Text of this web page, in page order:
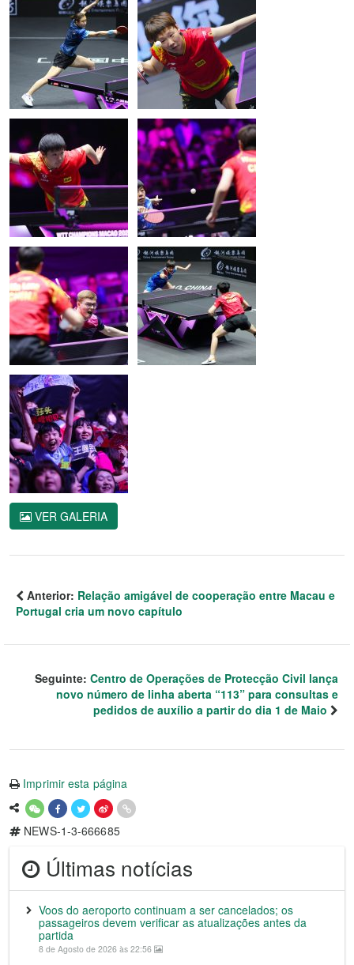
VER GALERIA
Anterior: Relação amigável de cooperação entre Macau e
Portugal cria um novo capítulo
Seguinte: Centro de Operações de Protecção Civil lança
novo número de linha aberta “113” para consultas e
pedidos de auxílio a partir do dia 1 de Maio
Imprimir esta página
NEWS-1-3-666685
Últimas notícias
Voos do aeroporto continuam a ser cancelados; os
passageiros devem verificar as atualizações antes da
partida
8 de Agosto de 2026 às 22:56